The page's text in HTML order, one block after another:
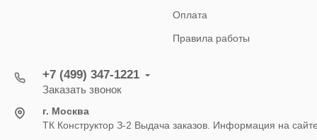
Оплата
Правила работы
+7 (499) 347-1221
Заказать звонок
г. Москва
ТК Конструктор З-2 Выдача заказов. Информация на